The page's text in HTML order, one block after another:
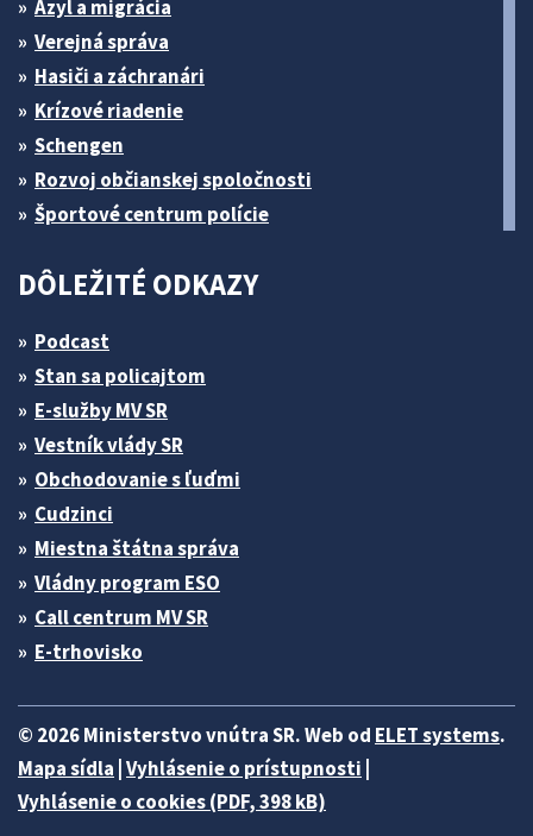
Azyl a migrácia
Verejná správa
Hasiči a záchranári
Krízové riadenie
Schengen
Rozvoj občianskej spoločnosti
Športové centrum polície
DÔLEŽITÉ ODKAZY
Podcast
Stan sa policajtom
E-služby MV SR
Vestník vlády SR
Obchodovanie s ľuďmi
Cudzinci
Miestna štátna správa
Vládny program ESO
Call centrum MV SR
E-trhovisko
© 2026 Ministerstvo vnútra SR. Web od ELET systems.
Mapa sídla Vyhlásenie o prístupnosti
Vyhlásenie o cookies (PDF, 398 kB)